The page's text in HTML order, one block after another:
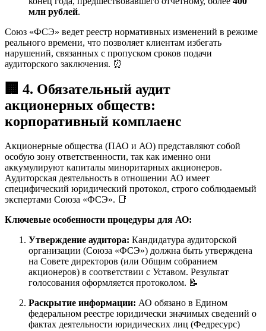
млн рублей.
Союз «ФСЭ» ведет реестр нормативных изменений в режиме
реального времени, что позволяет клиентам избегать
нарушений, связанных с пропуском сроков подачи
аудиторского заключения. ⏰
🏢 4. Обязательный аудит
акционерных обществ:
корпоративный комплаенс
Акционерные общества (ПАО и АО) представляют собой
особую зону ответственности, так как именно они
аккумулируют капиталы миноритарных акционеров.
Аудиторская деятельность в отношении АО имеет
специфический юридический протокол, строго соблюдаемый
экспертами Союза «ФСЭ». 📑
Ключевые особенности процедуры для АО:
Утверждение аудитора: Кандидатура аудиторской
организации (Союза «ФСЭ») должна быть утверждена
на Совете директоров (или Общим собранием
акционеров) в соответствии с Уставом. Результат
голосования оформляется протоколом. 📝
Раскрытие информации: АО обязано в Едином
федеральном реестре юридически значимых сведений о
фактах деятельности юридических лиц (Федресурс)